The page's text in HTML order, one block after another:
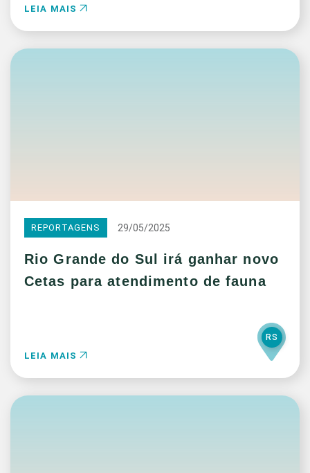
LEIA MAIS
REPORTAGENS 29/05/2025
Rio Grande do Sul irá ganhar novo
Cetas para atendimento de fauna
LEIA MAIS
RS